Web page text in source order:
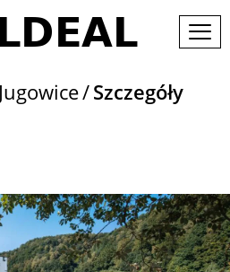
Jugowice Szczegóły